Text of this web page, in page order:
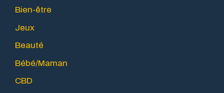
Bien-être
Jeux
Beauté
Bébé/Maman
CBD